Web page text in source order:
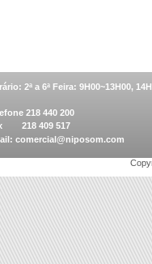
2ª a 6ª Feira: 9H00~13H00,
218 440 200
218 409 517
comercial@niposom.com